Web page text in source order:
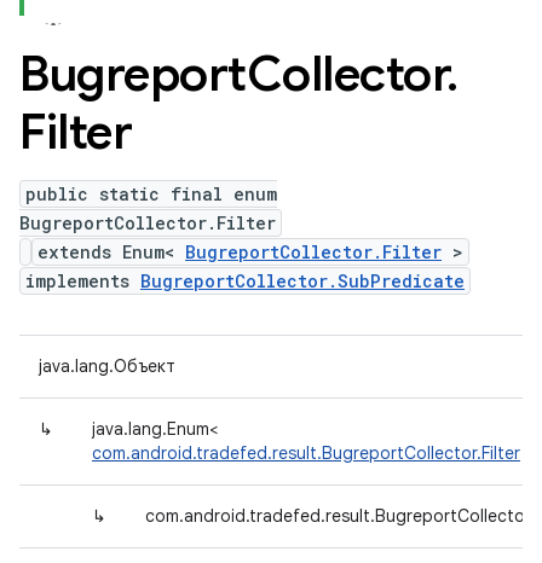
BugreportCollector.
Filter
public static final enum
BugreportCollector.Filter
extends Enum< BugreportCollector.Filter >
implements BugreportCollector.SubPredicate
java.lang.Объект
↳
java.lang.Enum<
com.android.tradefed.result.BugreportCollector.Filter
↳